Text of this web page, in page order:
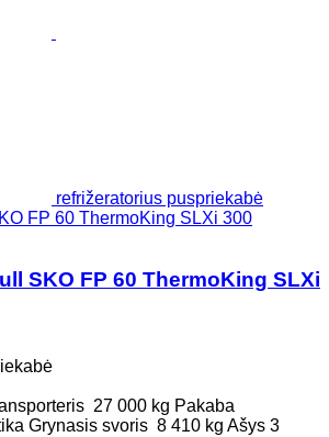
refrižeratorius puspriekabė
FP 60 ThermoKing SLXi 300
SKO FP 60 ThermoKing SLXi
27 000 kg Pakaba
Grynasis svoris 8 410 kg Ašys 3